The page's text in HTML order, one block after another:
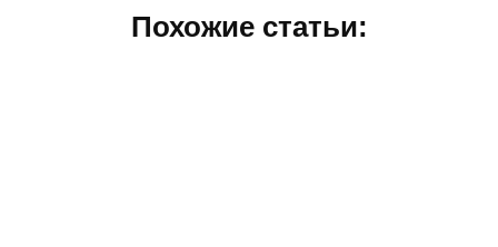
Похожие статьи: